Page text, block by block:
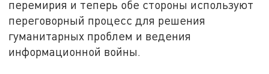
перемирия и теперь обе стороны используют
переговорный процесс для решения
гуманитарных проблем и ведения
информационной войны.